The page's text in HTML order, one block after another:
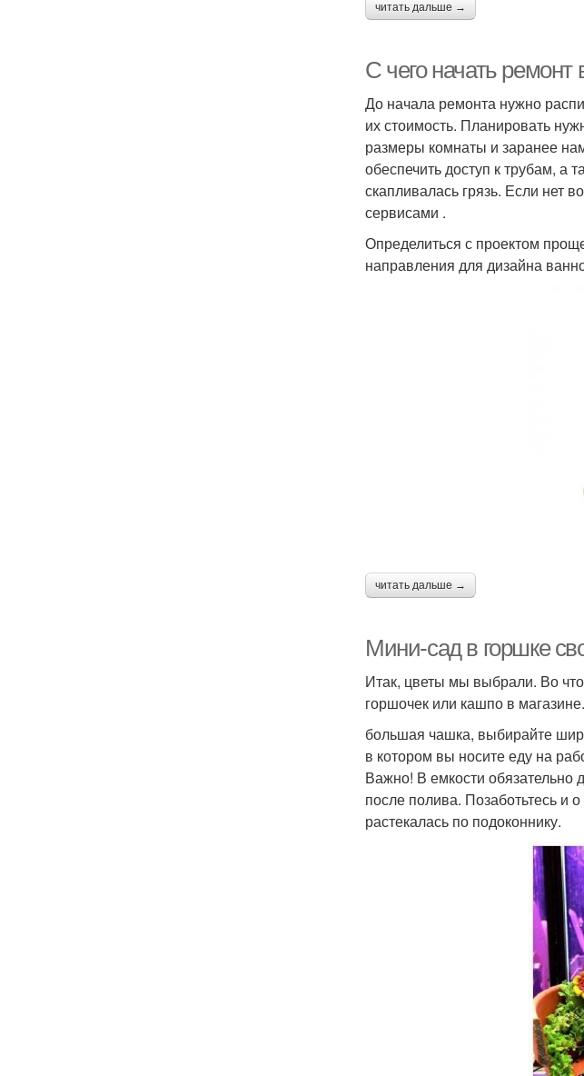
читать дальше →
С чего начать
До начала ремонта нужно
их стоимость. Планировать
размеры комнаты и заранее
обеспечить доступ к трубам, а
скапливалась грязь. Если нет
сервисами .
Определиться с проектом
направления для дизайна
читать дальше →
Мини-сад в горшке
Итак, цветы мы выбрали. Во
горшочек или кашпо в
большая чашка, выбирайте
в котором вы носите еду на
Важно! В емкости
после полива. Позаботьтесь и
растекалась по подоконнику.